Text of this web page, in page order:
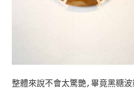
整體來說不會太驚艷,畢竟黑糖波